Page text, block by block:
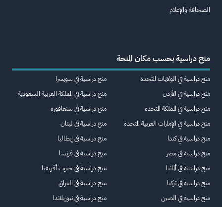
الصحافة والإعلام
منح دراسية بحسب مكان المنحة
منح دراسية في الولايات المتحدة
منح دراسية في الأردن
منح دراسية في المملكة المتحدة
منح دراسية في الإمارات العربية المتحدة
منح دراسية في كندا
منح دراسية في مصر
منح دراسية في ألمانيا
منح دراسية في تركيا
منح دراسية في الصين
منح دراسية في سويسرا
منح دراسية في المملكة العربية السعودية
منح دراسية في سنغافورة
منح دراسية في لبنان
منح دراسية في إيطاليا
منح دراسية في فرنسا
منح دراسية في جنوب أفريقيا
منح دراسية في العراق
منح دراسية في نيوزيلاندا